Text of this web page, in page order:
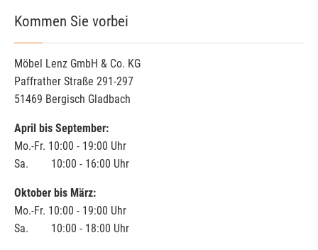
Kommen Sie vorbei
Möbel Lenz GmbH & Co. KG
Paffrather Straße 291-297
51469 Bergisch Gladbach
April bis September:
Mo.-Fr. 10:00 - 19:00 Uhr
Sa. 10:00 - 16:00 Uhr
Oktober bis März:
Mo.-Fr. 10:00 - 19:00 Uhr
Sa. 10:00 - 18:00 Uhr